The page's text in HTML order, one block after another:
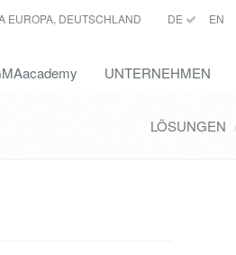
EUROPA, DEUTSCHLAND DE EN
UNTERNEHMEN
LÖSUNGEN